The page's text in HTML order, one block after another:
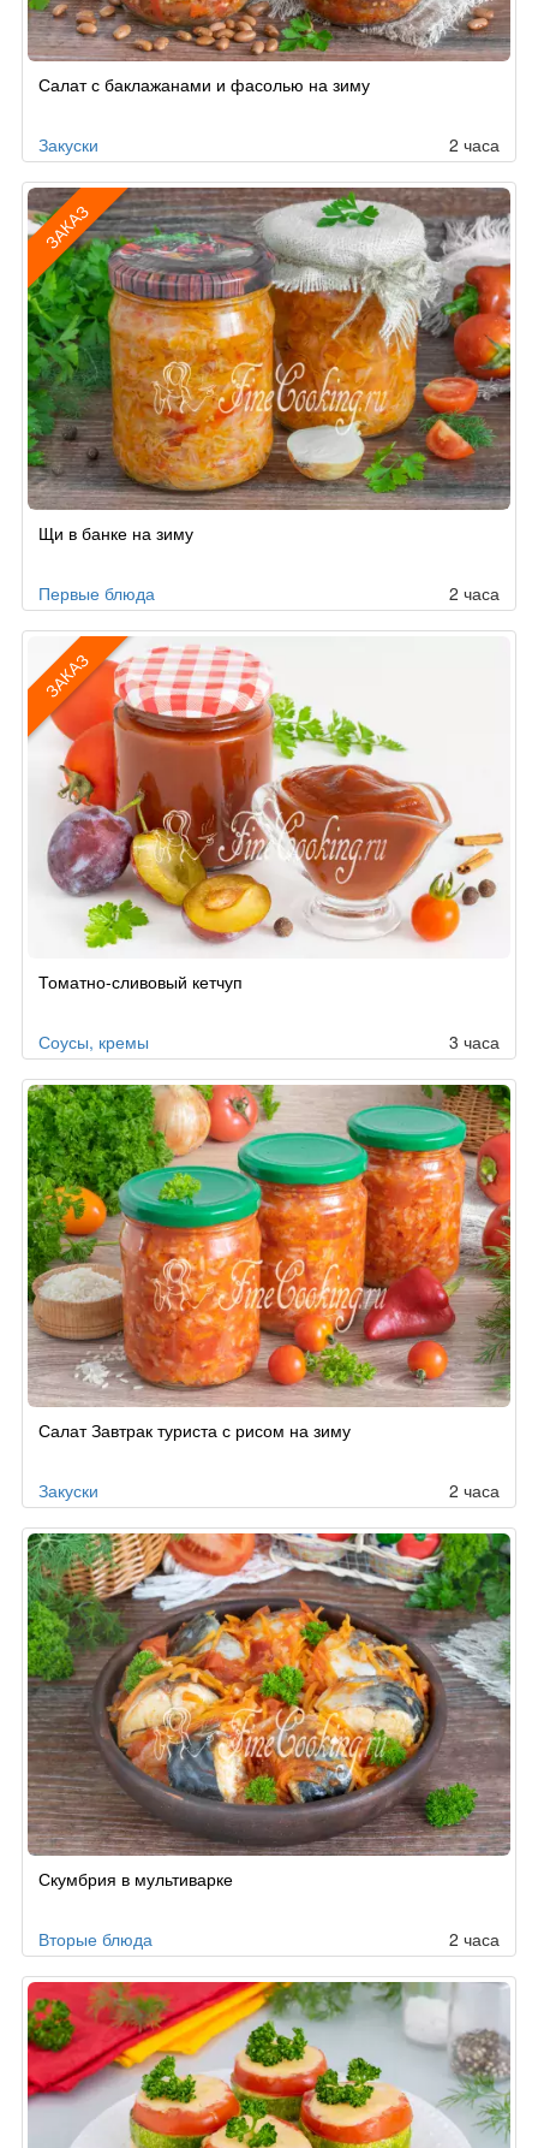
Салат с баклажанами и фасолью на зиму
Закуски 2 часа
ЗАКАЗ
поЩи в банке на зиму
Первые блюда 2 часа
ЗАКАЗ
по
Томатно-сливовый кетчуп
Соусы, кремы 3 часа
Салат Завтрак туриста с рисом на зиму
Закуски 2 часа
Скумбрия в мультиварке
Вторые блюда 2 часа